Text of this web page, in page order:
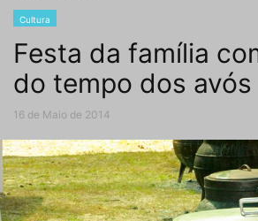
Cultura
Festa da família
do tempo dos avós
16 de Maio de 2014